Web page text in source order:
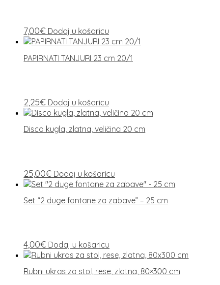
7,00€ Dodaj u košaricu
PAPIRNATI TANJURI 23 cm 20/1
2,25€ Dodaj u košaricu
Disco kugla, zlatna, veličina 20 cm
25,00€ Dodaj u košaricu
Set “2 duge fontane za zabave” – ​​25 cm
4,00€ Dodaj u košaricu
Rubni ukras za stol, rese, zlatna, 80×300 cm